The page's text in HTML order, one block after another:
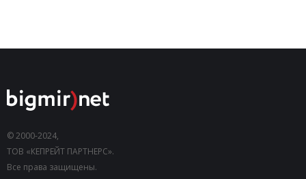
© 2000-2024,
ТОВ «КЕПРЕЙТ ПАРТНЕРС».
Все права защищены.